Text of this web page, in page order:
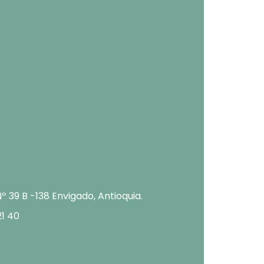
39 B -138 Envigado, Antioquia.
40